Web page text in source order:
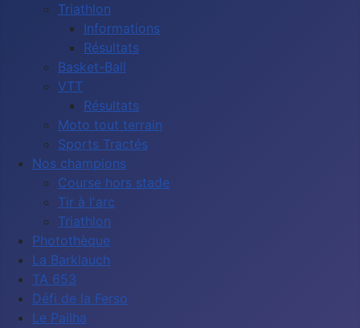
Triathlon
Informations
Résultats
Basket-Ball
VTT
Résultats
Moto tout terrain
Sports Tractés
Nos champions
Course hors stade
Tir à l'arc
Triathlon
Photothèque
La Barklauch
TA 653
Défi de la Ferso
Le Pailha